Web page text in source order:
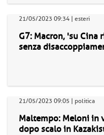
21/05/2023 09:34 | esteri
G7: Macron, 'su Cina
senza
21/05/2023 09:05 | politica
Maltempo: Meloni in
dopo scalo in